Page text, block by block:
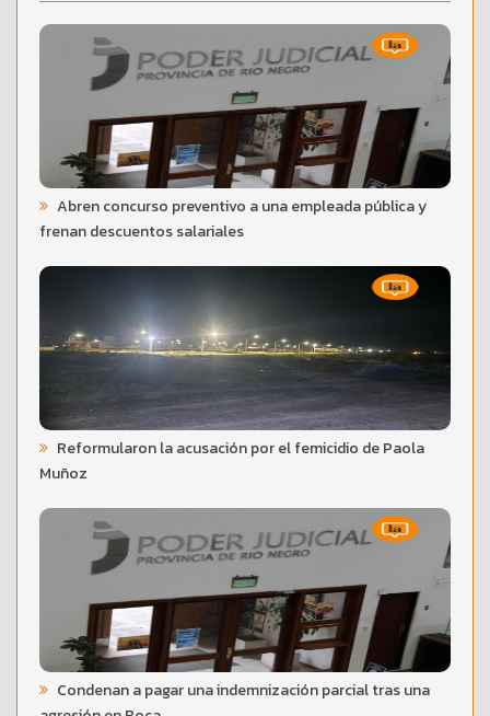
Abren concurso preventivo a una empleada pública y
frenan descuentos salariales
Reformularon la acusación por el femicidio de Paola
Muñoz
Condenan a pagar una indemnización parcial tras una